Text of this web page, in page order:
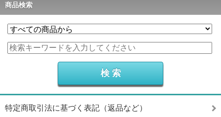
商品検索
特定商取引法に基づく表記（返品など）